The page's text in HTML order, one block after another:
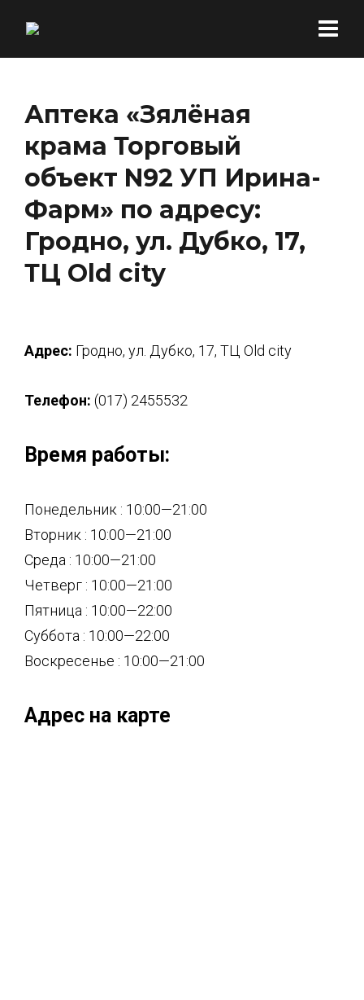
Аптека «Зялёная
крама Торговый
объект N92 УП Ирина-
Фарм» по адресу:
Гродно, ул. Дубко, 17,
ТЦ Old city
Адрес: Гродно, ул. Дубко, 17, ТЦ Old city
Телефон: (017) 2455532
Время работы:
Понедельник : 10:00—21:00
Вторник : 10:00—21:00
Среда : 10:00—21:00
Четверг : 10:00—21:00
Пятница : 10:00—22:00
Суббота : 10:00—22:00
Воскресенье : 10:00—21:00
Адрес на карте